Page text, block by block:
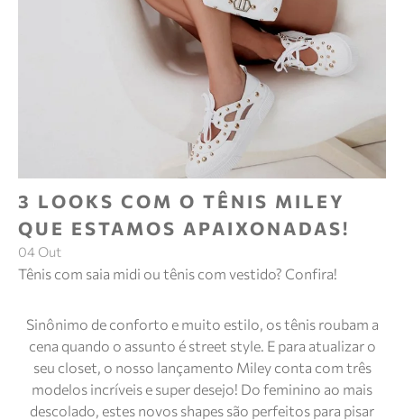
3 LOOKS COM O TÊNIS MILEY
QUE ESTAMOS APAIXONADAS!
04 Out
Tênis com saia midi ou tênis com vestido? Confira!
Sinônimo de conforto e muito estilo, os tênis roubam a
cena quando o assunto é street style. E para atualizar o
seu closet, o nosso lançamento Miley conta com três
modelos incríveis e super desejo! Do feminino ao mais
descolado, estes novos shapes são perfeitos para pisar